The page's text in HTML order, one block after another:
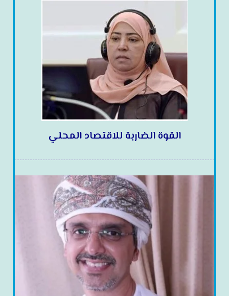
القوة الضاربة للاقتصاد المحلي